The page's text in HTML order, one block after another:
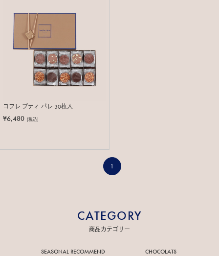
コフレ プティ パレ 30枚入
¥6,480 (税込)
1
CATEGORY
商品カテゴリー
SEASONAL RECOMMEND CHOCOLATS